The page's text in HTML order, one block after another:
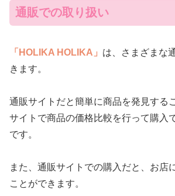
通販での取り扱い
「HOLIKA HOLIKA」 は、さまざまな
きます。
通販サイトだと簡単に商品を発見する
サイトで商品の価格比較を行って購入
です。
また、通販サイトでの購入だと、お店
ことができます。